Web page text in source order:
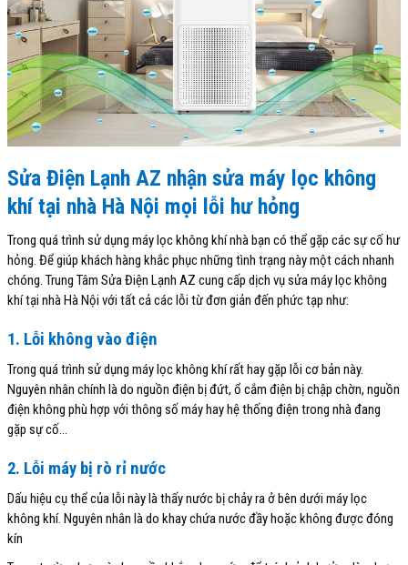
Sửa Điện Lạnh AZ nhận sửa máy lọc không
khí tại nhà Hà Nội mọi lỗi hư hỏng
Trong quá trình sử dụng máy lọc không khí nhà bạn có thể gặp các sự cố hư
hỏng. Để giúp khách hàng khắc phục những tình trạng này một cách nhanh
chóng. Trung Tâm Sửa Điện Lạnh AZ cung cấp dịch vụ sửa máy lọc không
khí tại nhà Hà Nội với tất cả các lỗi từ đơn giản đến phức tạp như:
1. Lỗi không vào điện
Trong quá trình sử dụng máy lọc không khí rất hay gặp lỗi cơ bản này.
Nguyên nhân chính là do nguồn điện bị đứt, ổ cắm điện bị chập chờn, nguồn
điện không phù hợp với thông số máy hay hệ thống điện trong nhà đang
gặp sự cố…
2. Lỗi máy bị rò rỉ nước
Dấu hiệu cụ thể của lỗi này là thấy nước bị chảy ra ở bên dưới máy lọc
không khí. Nguyên nhân là do khay chứa nước đầy hoặc không được đóng
kín